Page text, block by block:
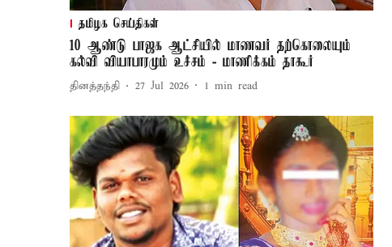
தமிழக செய்திகள்
10 ஆண்டு பாஜக ஆட்சியில் மாணவர் தற்கொலையும்
கல்வி வியாபாரமும் உச்சம் - மாணிக்கம் தாகூர்
தினத்தந்தி 27 Jul 2026 1 min read